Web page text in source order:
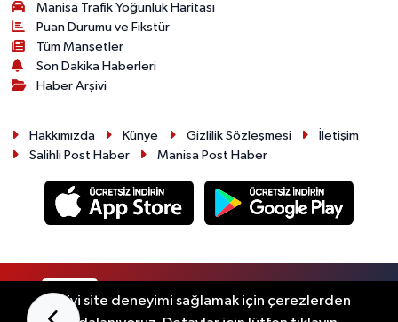
Manisa Trafik Yoğunluk Haritası
Puan Durumu ve Fikstür
Tüm Manşetler
Son Dakika Haberleri
Haber Arşivi
Hakkımızda Künye Gizlilik Sözleşmesi
İletişim
Salihli Post Haber
Manisa Post Haber
En iyi site deneyimi sağlamak için çerezlerden